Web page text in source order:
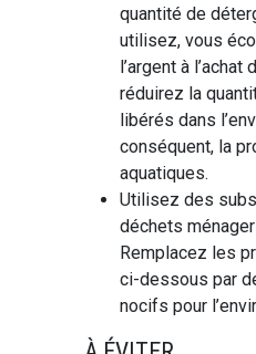
quantité de
utilisez, vous
l’argent à
réduirez la
libérés dans
conséquent, la
aquatiques.
Utilisez des
déchets
Remplacez les
ci-dessous par
nocifs pour